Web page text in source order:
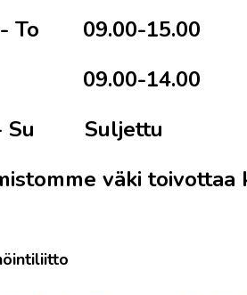
- To 09.00-15.00
09.00-14.00
Su Suljettu
väki